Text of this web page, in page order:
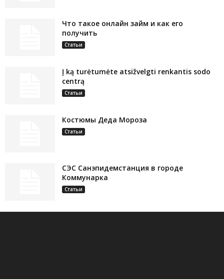
Что такое онлайн займ и как его
получить
Статьи
Į ką turėtumėte atsižvelgti renkantis sodo
centrą
Статьи
Костюмы Деда Мороза
Статьи
СЭС Санэпидемстанция в городе
Коммунарка
Статьи